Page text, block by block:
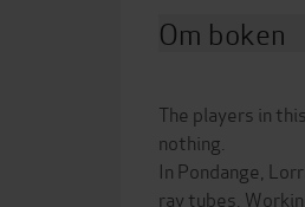
Om boken
The players in
nothing.
In Pondange,
ray tubes.